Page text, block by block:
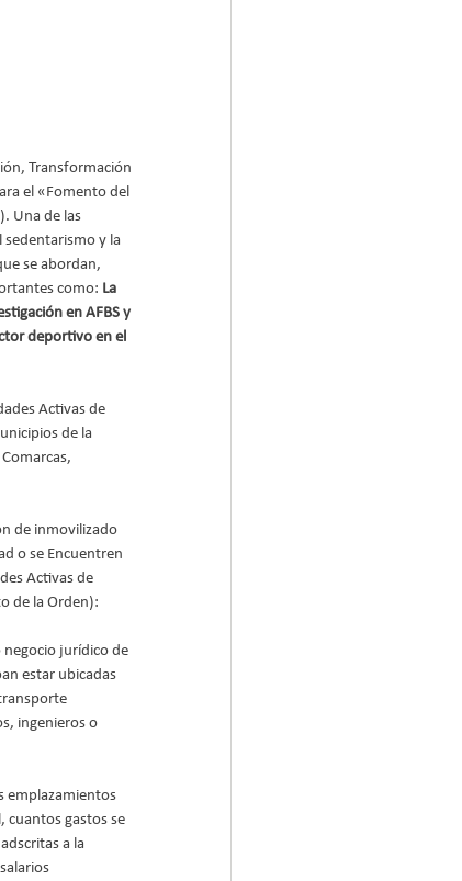
Transformación
el «Fomento del
Una de las
y la
se abordan,
como: La
en AFBS y
deportivo en el
Activas de
de la
de inmovilizado
o se Encuentren
Activas de
de la Orden):
jurídico de
estar ubicadas
ingenieros o
emplazamientos
cuantos gastos se
a la